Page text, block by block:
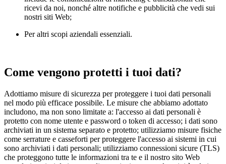
ricevi da noi, nonché altre notifiche e pubblicità che vedi sui
nostri siti Web;
Per altri scopi aziendali essenziali.
Come vengono protetti i tuoi dati?
Adottiamo misure di sicurezza per proteggere i tuoi dati personali
nel modo più efficace possibile. Le misure che abbiamo adottato
includono, ma non sono limitate a: l'accesso ai dati personali è
protetto con nome utente e password o token di accesso; i dati sono
archiviati in un sistema separato e protetto; utilizziamo misure fisiche
come serrature e casseforti per proteggere l'accesso ai sistemi in cui
sono archiviati i dati personali; utilizziamo connessioni sicure (TLS)
che proteggono tutte le informazioni tra te e il nostro sito Web